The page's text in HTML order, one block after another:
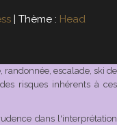
Thème : Head
escalade, ski de
risques inhérents à ces
dans l'interprétation